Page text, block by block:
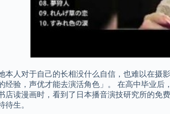
本人对于自己的长相没什么自信，也难以在
经验，声优才能去演活角色」。 在高中毕业
读漫画时，看到了日本播音演技研究所的
待生。